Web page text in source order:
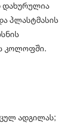
დახურულია
პლასტმასის
კოლოფში.
ადგილას;